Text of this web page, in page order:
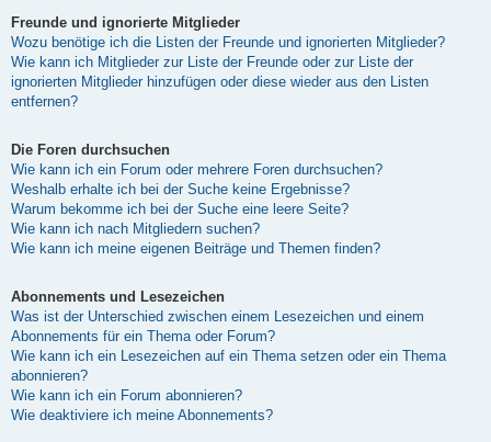
Freunde und ignorierte Mitglieder
Wozu benötige ich die Listen der Freunde und ignorierten Mitglieder?
Wie kann ich Mitglieder zur Liste der Freunde oder zur Liste der
ignorierten Mitglieder hinzufügen oder diese wieder aus den Listen
entfernen?
Die Foren durchsuchen
Wie kann ich ein Forum oder mehrere Foren durchsuchen?
Weshalb erhalte ich bei der Suche keine Ergebnisse?
Warum bekomme ich bei der Suche eine leere Seite?
Wie kann ich nach Mitgliedern suchen?
Wie kann ich meine eigenen Beiträge und Themen finden?
Abonnements und Lesezeichen
Was ist der Unterschied zwischen einem Lesezeichen und einem
Abonnements für ein Thema oder Forum?
Wie kann ich ein Lesezeichen auf ein Thema setzen oder ein Thema
abonnieren?
Wie kann ich ein Forum abonnieren?
Wie deaktiviere ich meine Abonnements?